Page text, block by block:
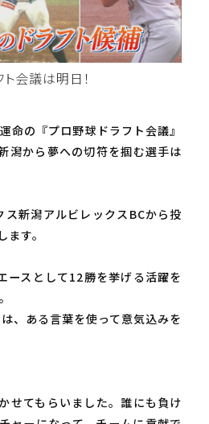
会議は明日！
命の『プロ野球ドラフト会議』
潟から夢への切符を掴む選手は
新潟アルビレックスBCから投
す。
ースとして12勝を挙げる活躍を
、ある言葉を使って意気込みを
せてもらいました。誰にも負け